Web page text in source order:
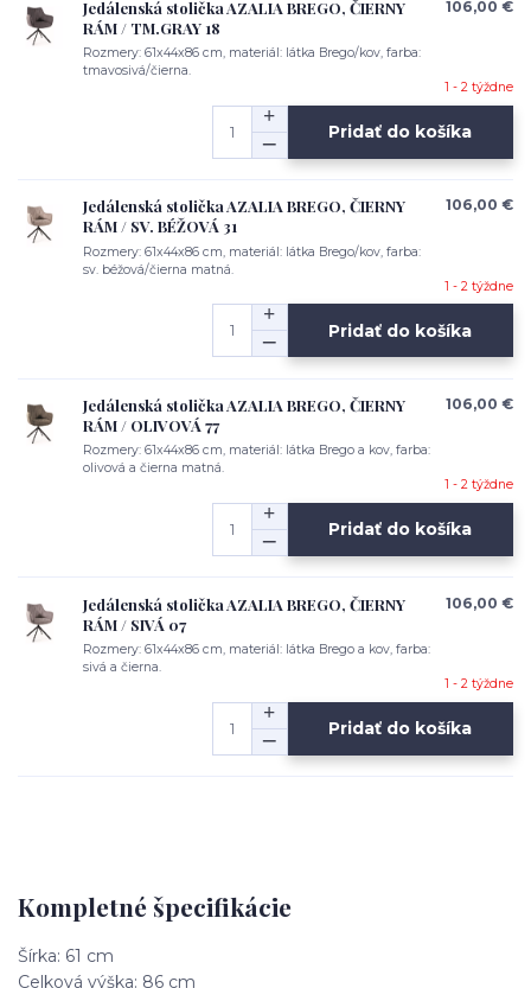
Jedálenská stolička AZALIA BREGO, ČIERNY
RÁM / TM.GRAY 18
Rozmery: 61x44x86 cm, materiál: látka Brego/kov, farba:
tmavosivá/čierna.
106,00 €
1 - 2 týždne
Pridať do košíka
Jedálenská stolička AZALIA BREGO, ČIERNY
RÁM / SV. BÉŽOVÁ 31
Rozmery: 61x44x86 cm, materiál: látka Brego/kov, farba:
sv. béžová/čierna matná.
106,00 €
1 - 2 týždne
Pridať do košíka
Jedálenská stolička AZALIA BREGO, ČIERNY
RÁM / OLIVOVÁ 77
Rozmery: 61x44x86 cm, materiál: látka Brego a kov, farba:
olivová a čierna matná.
106,00 €
1 - 2 týždne
Pridať do košíka
Jedálenská stolička AZALIA BREGO, ČIERNY
RÁM / SIVÁ 07
Rozmery: 61x44x86 cm, materiál: látka Brego a kov, farba:
sivá a čierna.
106,00 €
1 - 2 týždne
Pridať do košíka
Kompletné špecifikácie
Šírka: 61 cm
Celková výška: 86 cm